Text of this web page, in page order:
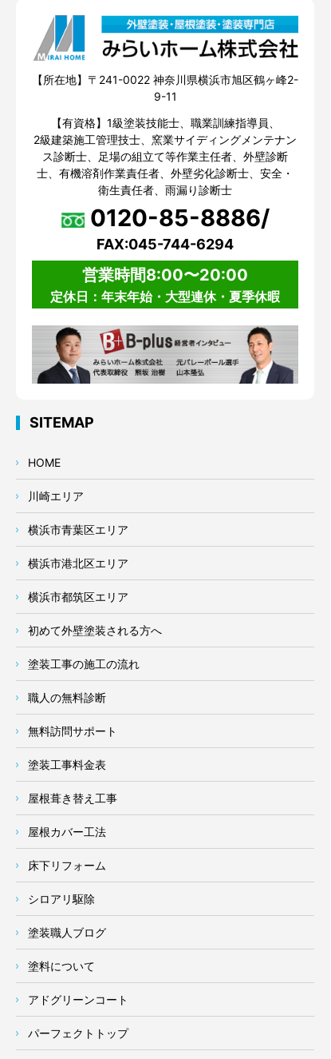
【所在地】〒241-0022 神奈川県横浜市旭区鶴ヶ峰2-
9-11
【有資格】1級塗装技能士、職業訓練指導員、
2級建築施工管理技士、窯業サイディングメンテナン
ス診断士、足場の組立て等作業主任者、外壁診断
士、有機溶剤作業責任者、外壁劣化診断士、安全・
衛生責任者、雨漏り診断士
0120-85-8886/
FAX:045-744-6294
営業時間8:00〜20:00
定休日：年末年始・大型連休・夏季休暇
SITEMAP
HOME
川崎エリア
横浜市青葉区エリア
横浜市港北区エリア
横浜市都筑区エリア
初めて外壁塗装される方へ
塗装工事の施工の流れ
職人の無料診断
無料訪問サポート
塗装工事料金表
屋根葺き替え工事
屋根カバー工法
床下リフォーム
シロアリ駆除
塗装職人ブログ
塗料について
アドグリーンコート
パーフェクトトップ